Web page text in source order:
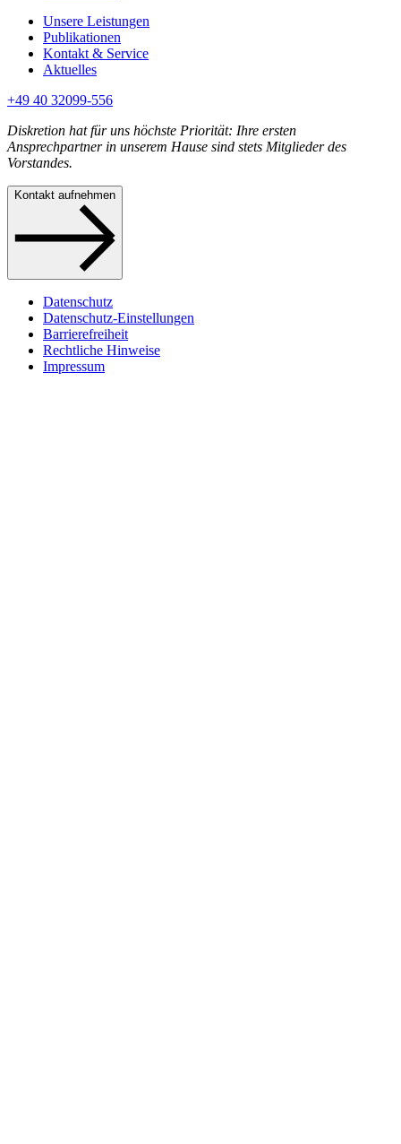
Unsere Leistungen
Publikationen
Kontakt & Service
Aktuelles
+49 40 32099-556
Diskretion hat für uns höchste Priorität: Ihre ersten
Ansprechpartner in unserem Hause sind stets Mitglieder des
Vorstandes.
Kontakt aufnehmen
Datenschutz
Datenschutz-Einstellungen
Barrierefreiheit
Rechtliche Hinweise
Impressum